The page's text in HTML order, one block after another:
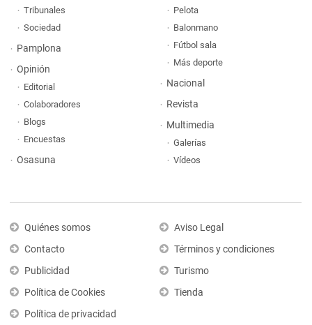
Tribunales
Sociedad
Pamplona
Opinión
Editorial
Colaboradores
Blogs
Encuestas
Osasuna
Pelota
Balonmano
Fútbol sala
Más deporte
Nacional
Revista
Multimedia
Galerías
Vídeos
Quiénes somos
Contacto
Publicidad
Política de Cookies
Política de privacidad
Aviso Legal
Términos y condiciones
Turismo
Tienda